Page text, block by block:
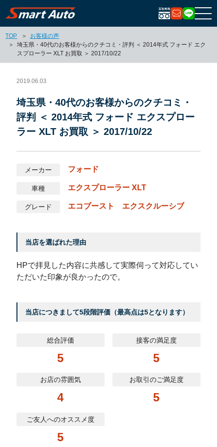
お問い合
LINE
TOP
お客様の声
埼玉県・40代のお客様からのクチコミ・評判 ＜ 2014年式 フォード エク
スプローラー XLT お買取 ＞ 2017/10/22
2019.06.03
埼玉県・40代のお客様からのクチコミ・
評判 ＜ 2014年式 フォード エクスプロー
ラー XLT お買取 ＞ 2017/10/22
メーカー フォード
車種 エクスプローラー XLT
グレード エコブースト エクスクルーシブ
当店を選ばれた理由
HPで拝見した内容に共感して実際伺って対応してい
ただいた印象が良かったので。
当店につきまして5段階評価（最高点は5となります）
総合評価
5
接客の満足度
5
お店の雰囲気
4
お取引のご満足度
5
ご友人へのオススメ度
5